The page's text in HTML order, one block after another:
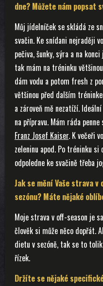
dne? Můžete nám popsat
Můj jídelníček se skládá ze
svačin. Ke snídani nejraději
pečiva, šunky, sýra a na
tak mám na tréninku
dám vodu a potom fresh z
většinou před dalším
a zároveň mě nezatíží.
na přípravu. Mám ráda penne
Franz Josef Kaiser. K večeři
zeleninu apod. Po tréninku
odpoledne ke svačině třeba
Jak se mění Vaše strava v
sezónu? Máte nějaké
Moje strava v off-season je
člověk si může něco dopřát.
dietu v sezóně, tak se to
řízek.
Držíte se nějaké